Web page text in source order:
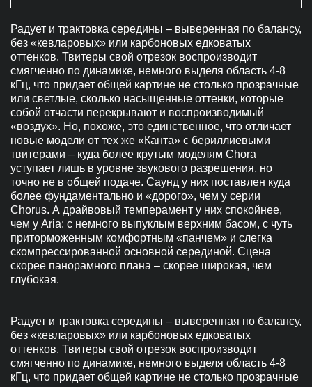
Радует и трактовка середины – выверенная по балансу,
без «кевларовых» или карбоновых едковатых
оттенков. Твитеры свой отрезок воспроизводит
смягченно по динамике, немного выделя область 4-8
кГц, что придает общей картине не столько прозрачные
или светлые, сколько насыщенные оттенки, которые
собой отчасти перекрывают и воспроизводимый
«воздух». Но, похоже, это единственное, что отличает
новые модели от тех же «Канта» с бериллиевыми
твитерами – куда более крутым моделям Chora
уступает лишь в уровне звукового разрешения, но
точно не в общей подаче. Саунд у них поставлен куда
более фундаментально и «дорого», чем у серии
Chorus. А драйвовый темперамент у них спокойнее,
чем у Aria: с немного выпуклым верхним басом, с чуть
приторможенным комфортным «панчем» и слегка
скомпрессированной основной серединой. Сцена
скорее панорамного плана – скорее широкая, чем
глубокая.
Радует и трактовка середины – выверенная по балансу,
без «кевларовых» или карбоновых едковатых
оттенков. Твитеры свой отрезок воспроизводит
смягченно по динамике, немного выделя область 4-8
кГц, что придает общей картине не столько прозрачные